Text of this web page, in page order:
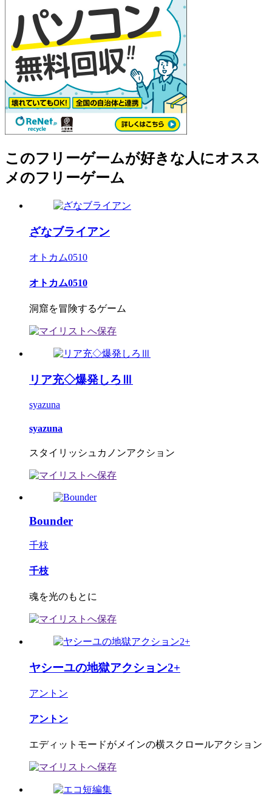
このフリーゲームが好きな人にオスス
メのフリーゲーム
ざなブライアン
オトカム0510
オトカム0510
洞窟を冒険するゲーム
リア充◇爆発しろⅢ
syazuna
syazuna
スタイリッシュカノンアクション
Bounder
千枝
千枝
魂を光のもとに
ヤシーユの地獄アクション2+
アントン
アントン
エディットモードがメインの横スクロールアクション